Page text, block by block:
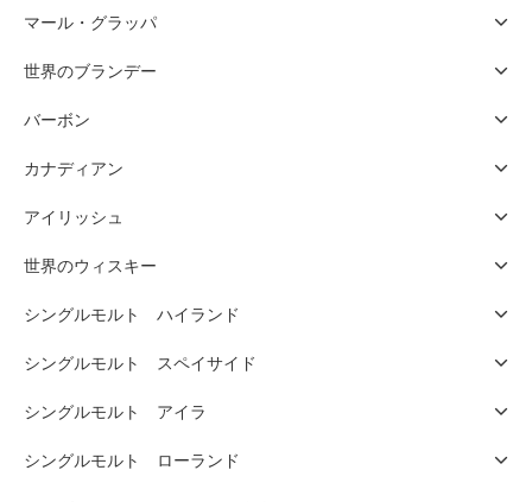
マール・グラッパ
世界のブランデー
バーボン
カナディアン
アイリッシュ
世界のウィスキー
シングルモルト ハイランド
シングルモルト スペイサイド
シングルモルト アイラ
シングルモルト ローランド